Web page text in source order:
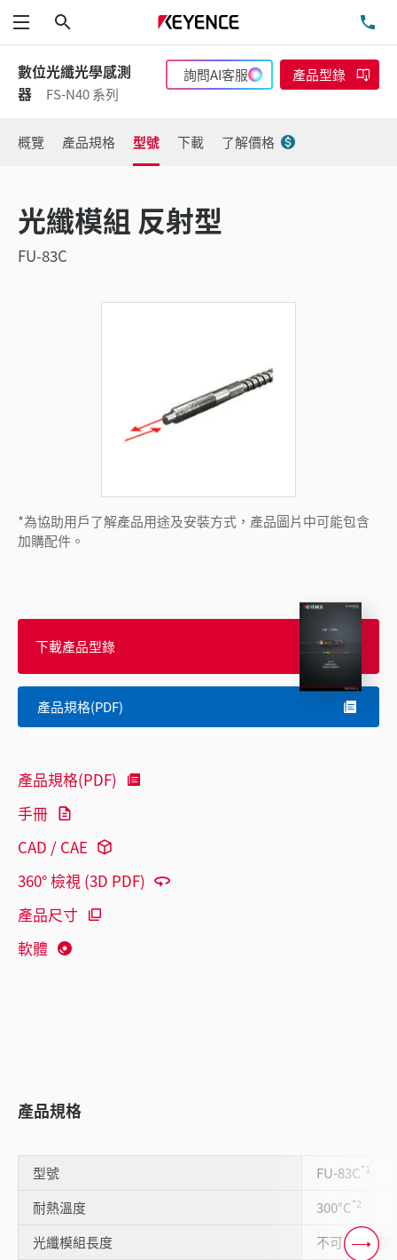
功能表
數位光纖光學感測
器
FS-N40 系列
詢問AI客服 產品型錄
概覽 產品規格 型號 下載 了解價格
光纖模組 反射型
FU-83C
*為協助用戶了解產品用途及安裝方式，產品圖片中可能包含
加購配件。
下載產品型錄
產品規格(PDF)
產品規格(PDF)
手冊
CAD / CAE
360° 檢視 (3D PDF)
產品尺寸
軟體
產品規格
型號 FU-83C*1
耐熱溫度 300°C*2
光纖模組長度
不可1m切割